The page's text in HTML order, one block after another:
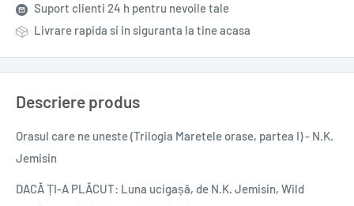
Suport clienti 24 h pentru nevoile tale
Livrare rapida si in siguranta la tine acasa
Descriere produs
Orasul care ne uneste (Trilogia Maretele orase, partea I) - N.K.
Jemisin
DACĂ ȚI-A PLĂCUT: Luna ucigașă, de N.K. Jemisin, Wild